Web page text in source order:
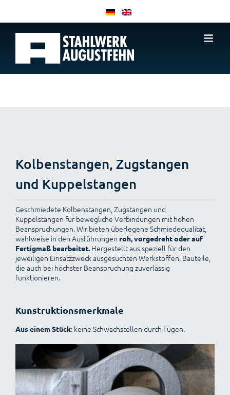
springen
Kolbenstangen, Zugstangen
und Kuppelstangen
Geschmiedete Kolbenstangen, Zugstangen und
Kuppelstangen für bewegliche Verbindungen mit hohen
Beanspruchungen. Wir bieten überlegene Schmiedequalität,
wahlweise in den Ausführungen roh, vorgedreht oder auf
Fertigmaß bearbeitet. Hergestellt aus speziell für den
jeweiligen Einsatzzweck ausgesuchten Werkstoffen. Bauteile,
die auch bei höchster Beanspruchung zuverlässig
funktionieren.
Kunstruktionsmerkmale
Aus einem Stück: keine Schwachstellen durch Fügen.